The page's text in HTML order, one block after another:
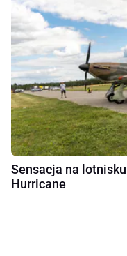
Sensacja na
Hurricane